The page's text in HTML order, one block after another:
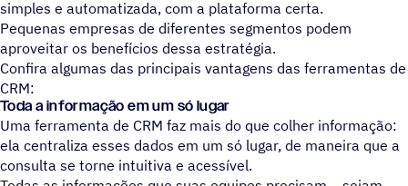
simples e automatizada, com a plataforma certa.
Pequenas empresas de diferentes segmentos podem
aproveitar os benefícios dessa estratégia.
Confira algumas das principais vantagens das ferramentas de
CRM:
Toda a informação em um só lugar
Uma ferramenta de CRM faz mais do que colher informação:
ela centraliza esses dados em um só lugar, de maneira que a
consulta se torne intuitiva e acessível.